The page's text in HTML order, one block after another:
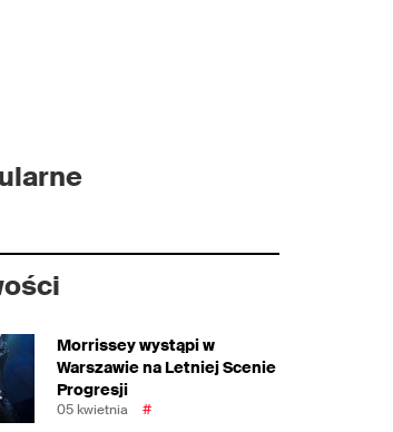
Morrissey wystąpi w
Warszawie na Letniej Scenie
Progresji
05 kwietnia #